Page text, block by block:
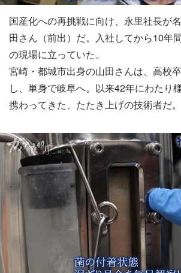
国産化への再挑戦に向け、永里社長が
田さん（前出）だ。入社してから10年
の現場に立っていた。
宮崎・都城市出身の山田さんは、高校
し、単身で岐阜へ。以来42年にわたり
携わってきた、たたき上げの技術者だ。